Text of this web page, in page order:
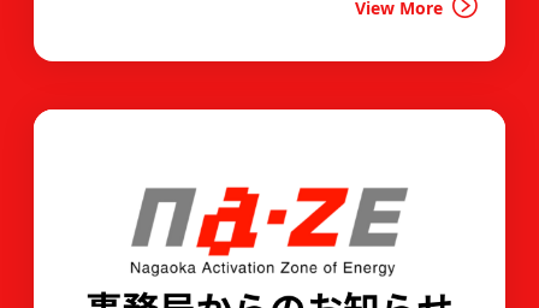
View More